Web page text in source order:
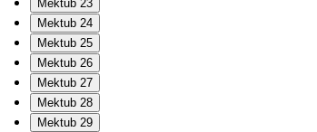
Mektub 23
Mektub 24
Mektub 25
Mektub 26
Mektub 27
Mektub 28
Mektub 29